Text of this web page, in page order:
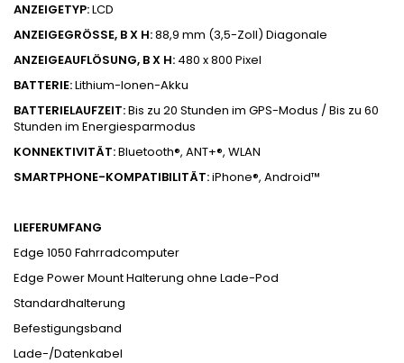
ANZEIGETYP:LCD
ANZEIGEGRÖSSE, B X H:88,9 mm (3,5-Zoll) Diagonale
ANZEIGEAUFLÖSUNG, B X H: 480 x 800 Pixel
BATTERIE:Lithium-Ionen-Akku
BATTERIELAUFZEIT:Bis zu 20 Stunden im GPS-Modus / Bis zu 60
Stunden im Energiesparmodus
KONNEKTIVITÄT:Bluetooth®, ANT+®, WLAN
SMARTPHONE-KOMPATIBILITÄT:iPhone®, Android™
LIEFERUMFANG
Edge 1050 Fahrradcomputer
Edge Power Mount Halterung ohne Lade-Pod
Standardhalterung
Befestigungsband
Lade-/Datenkabel